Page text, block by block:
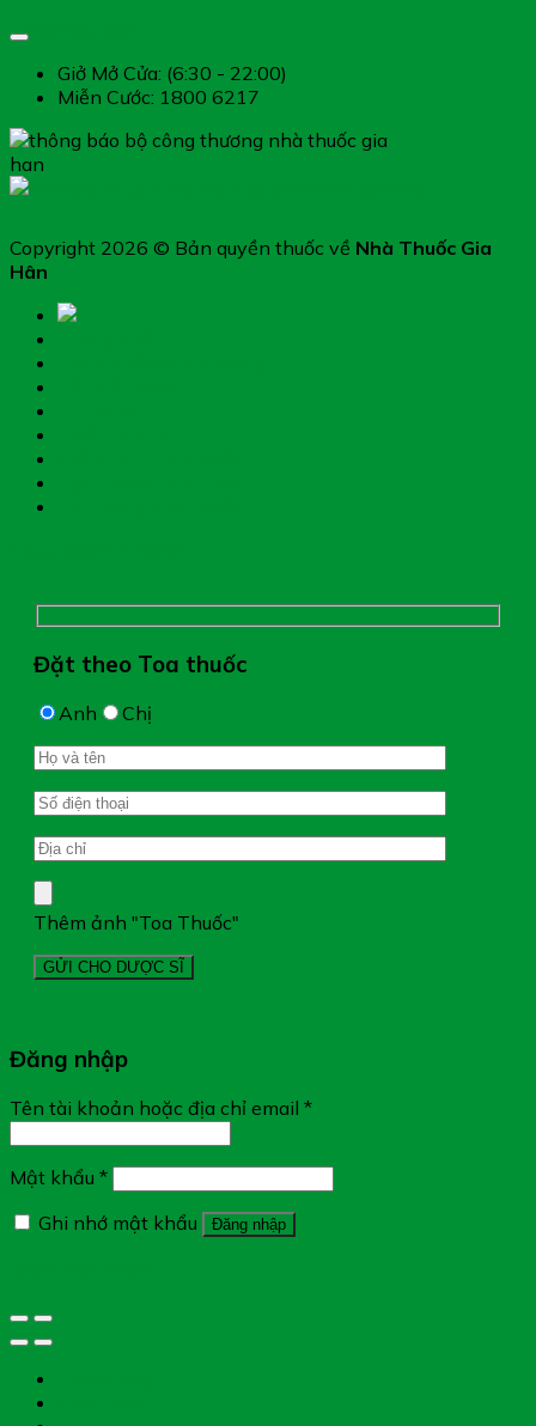
Giở Mở Cửa: (6:30 - 22:00)
Miễn Cước: 1800 6217
Copyright 2026 © Bản quyền thuốc về Nhà Thuốc Gia
Hân
Đặt theo Toa thuốc
Anh Chị
Thêm ảnh "Toa Thuốc"
Đăng nhập
Tên tài khoản hoặc địa chỉ email *
Mật khẩu *
Ghi nhớ mật khẩu
Đăng nhập